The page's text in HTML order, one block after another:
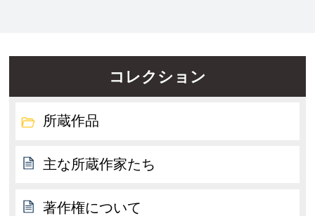
コレクション
所蔵作品
主な所蔵作家たち
著作権について